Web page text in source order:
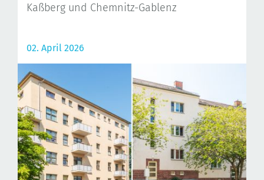
Kaßberg und Chemnitz-Gablenz
02. April 2026